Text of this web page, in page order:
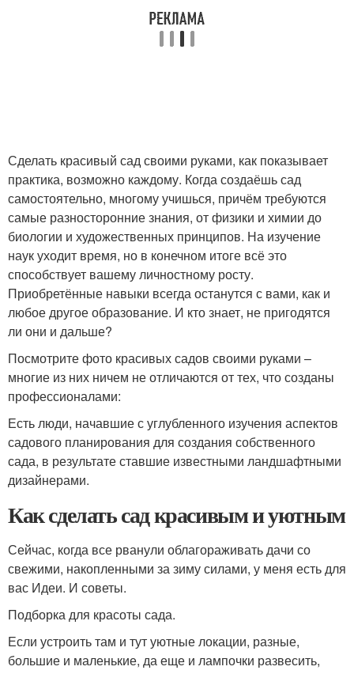
Сделать красивый сад своими руками, как показывает
практика, возможно каждому. Когда создаёшь сад
самостоятельно, многому учишься, причём требуются
самые разносторонние знания, от физики и химии до
биологии и художественных принципов. На изучение
наук уходит время, но в конечном итоге всё это
способствует вашему личностному росту.
Приобретённые навыки всегда останутся с вами, как и
любое другое образование. И кто знает, не пригодятся
ли они и дальше?
Посмотрите фото красивых садов своими руками –
многие из них ничем не отличаются от тех, что созданы
профессионалами:
Есть люди, начавшие с углубленного изучения аспектов
садового планирования для создания собственного
сада, в результате ставшие известными ландшафтными
дизайнерами.
Как сделать сад красивым и уютным
Сейчас, когда все рванули облагораживать дачи со
свежими, накопленными за зиму силами, у меня есть для
вас Идеи. И советы.
Подборка для красоты сада.
Если устроить там и тут уютные локации, разные,
большие и маленькие, да еще и лампочки развесить,